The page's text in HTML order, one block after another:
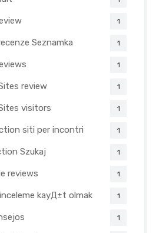
1
Seznamka 1
1
review 1
visitors 1
siti per incontri 1
Szukaj 1
reviews 1
kayД±t olmak 1
1